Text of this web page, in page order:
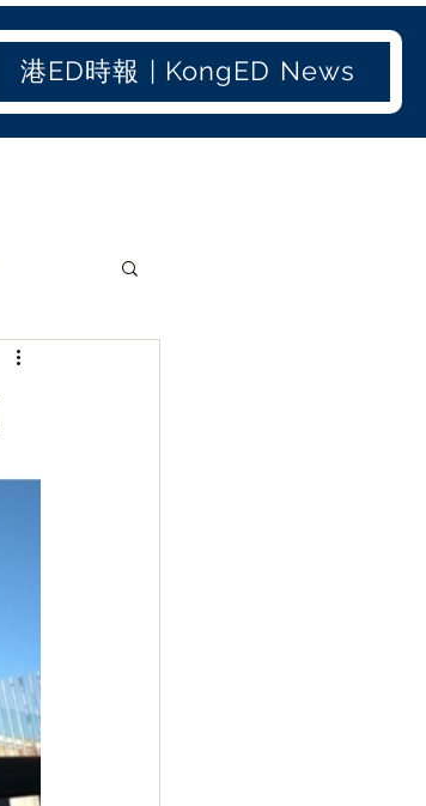
港ED時報 | KongED News
港聞(old)